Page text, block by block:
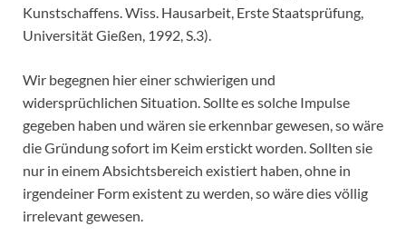
Kunstschaffens. Wiss. Hausarbeit, Erste Staatsprüfung,
Universität Gießen, 1992, S.3).
Wir begegnen hier einer schwierigen und
widersprüchlichen Situation. Sollte es solche Impulse
gegeben haben und wären sie erkennbar gewesen, so wäre
die Gründung sofort im Keim erstickt worden. Sollten sie
nur in einem Absichtsbereich existiert haben, ohne in
irgendeiner Form existent zu werden, so wäre dies völlig
irrelevant gewesen.